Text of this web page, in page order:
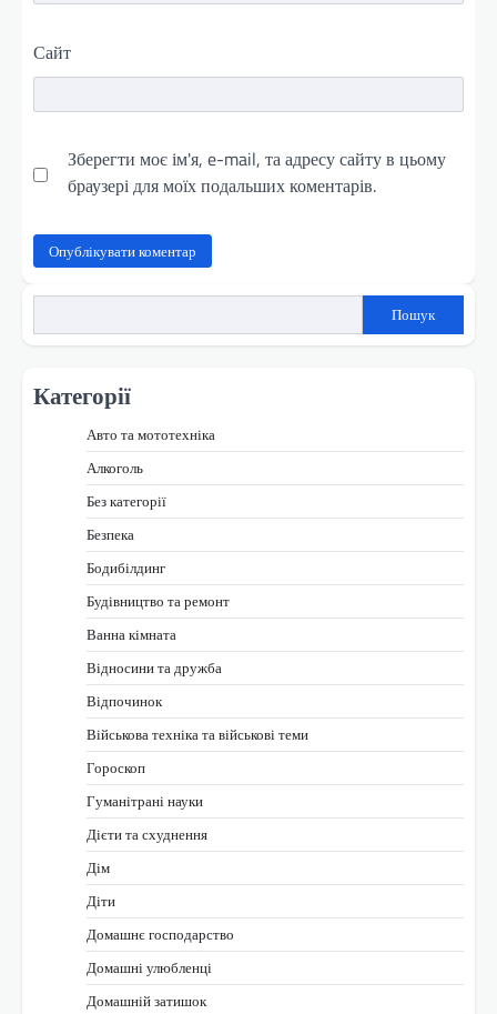
Сайт
Зберегти моє ім'я, e-mail, та адресу сайту в цьому
браузері для моїх подальших коментарів.
Пошук
Категорії
Авто та мототехніка
Алкоголь
Без категорії
Безпека
Бодибілдинг
Будівництво та ремонт
Ванна кімната
Відносини та дружба
Відпочинок
Військова техніка та військові теми
Гороскоп
Гуманітрані науки
Дієти та схуднення
Дім
Діти
Домашнє господарство
Домашні улюбленці
Домашній затишок